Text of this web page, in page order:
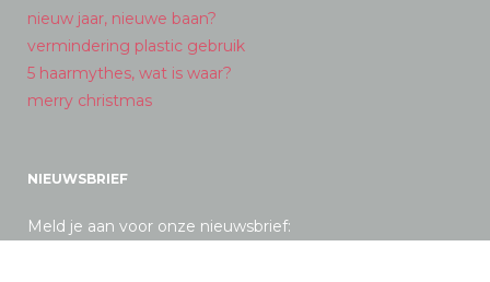
nieuw jaar, nieuwe baan?
vermindering plastic gebruik
5 haarmythes, wat is waar?
merry christmas
NIEUWSBRIEF
Meld je aan voor onze nieuwsbrief: